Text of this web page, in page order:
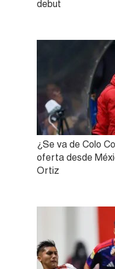
debut
¿Se va de Colo
oferta desde
Ortiz